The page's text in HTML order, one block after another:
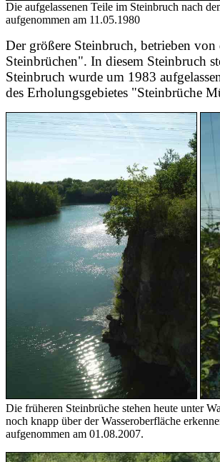
Die aufgelassenen Teile im Steinbruch nach
aufgenommen am 11.05.1980
Der größere Steinbruch, betrieben
Steinbrüchen". In diesem Steinbruch
Steinbruch wurde um 1983
des Erholungsgebietes "Steinbrüche
Die früheren Steinbrüche stehen heute unter
noch knapp über der Wasseroberfläche
aufgenommen am 01.08.2007.